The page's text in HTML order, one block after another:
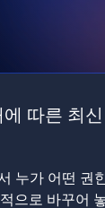
따른 최
누가 어떤 권
으로 바꾸어